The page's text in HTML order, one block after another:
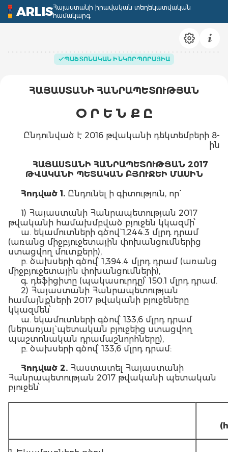
ARLISՀայաստանի իրավական տեղեկատվական
համակարգ
ՊԱՇՏՈՆԱԿԱՆ ԻՆԿՈՐՊՈՐԱՑԻԱ
ՀԱՅԱՍՏԱՆԻ ՀԱՆՐԱՊԵՏՈՒԹՅԱՆ
Օ Ր Ե Ն Ք Ը
Ընդունված է 2016 թվականի դեկտեմբերի 8-
ին
ՀԱՅԱՍՏԱՆԻ ՀԱՆՐԱՊԵՏՈՒԹՅԱՆ 2017
ԹՎԱԿԱՆԻ ՊԵՏԱԿԱՆ ԲՅՈՒՋԵԻ ՄԱՍԻՆ
Հոդված 1. Ընդունել ի գիտություն, որ`
1) Հայաստանի Հանրապետության 2017
թվականի համախմբված բյուջեն կկազմի՝
ա. եկամուտների գծով` 1,244.3 մլրդ դրամ
(առանց միջբյուջետային փոխանցումներից
ստացվող մուտքերի),
բ. ծախսերի գծով՝ 1,394.4 մլրդ դրամ (առանց
միջբյուջետային փոխանցումների),
գ. դեֆիցիտը (պակասուրդը)՝ 150.1 մլրդ դրամ.
2) Հայաստանի Հանրապետության
համայնքների 2017 թվականի բյուջեները
կկազմեն՝
ա. եկամուտների գծով՝ 133,6 մլրդ դրամ
(ներառյալ` պետական բյուջեից ստացվող
պաշտոնական դրամաշնորհները),
բ. ծախսերի գծով՝ 133,6 մլրդ դրամ:
Հոդված 2. Հաստատել Հայաստանի
Հանրապետության 2017 թվականի պետական
բյուջեն՝
1. Եկամուտների գծով